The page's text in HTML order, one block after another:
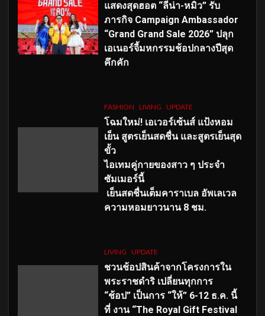
แสดงสุดฮอต “ลีน่า-หมิว” รับ
ภารกิจ Campaign Ambassador
“Grand Grand Sale 2026” ปลุก
เอเนอร์จี้มหกรรมช้อปกลางปีสุด
คึกคัก
FASHION LIVING UPDATE
โฉมใหม่! เอเวอร์เซ้นส์ แป้งหอม
เย็น สูตรเย็นสดชื่น และสูตรเย็นสุด
ขั้ว
ไอเทมคู่กายของสาว ๆ ประจำ
ซัมเมอร์นี้
เย็นสดชื่นเต็มคาราเบล อัพเลเวล
ความหอมยาวนาน 8 ชม.
LIVING UPDATE
ชวนช้อปสินค้าจากโครงการใน
พระราชดำริ เปลี่ยนทุกการ
“ช้อป” เป็นการ “ให้” 6-12 ธ.ค. นี้
ที่ งาน “The Royal Gift Festival